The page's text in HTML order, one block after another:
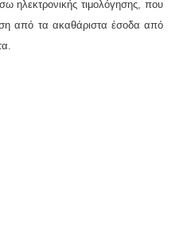
ηλεκτρονικής τιμολόγησης, που
από τα ακαθάριστα έσοδα από